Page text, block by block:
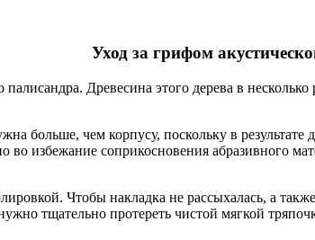
Уход за грифом
Древесина этого дерева в
больше, чем корпусу, поскольку в
во избежание соприкосновения абразивного
Чтобы накладка не рассыхалась, а
тщательно протереть чистой мягкой